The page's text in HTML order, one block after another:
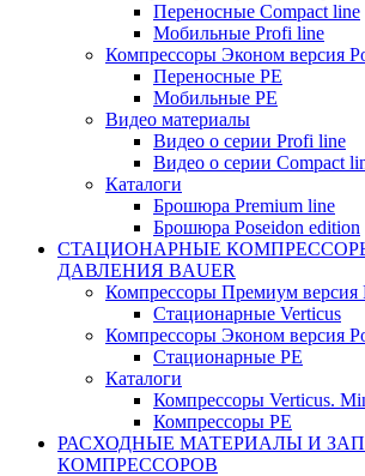
Переносные Compact line
Мобильные Profi line
Компрессоры Эконом версия
Переносные PE
Мобильные PE
Видео материалы
Видео о серии Profi line
Видео о серии Compact
Каталоги
Брошюра Premium line
Брошюра Poseidon edition
СТАЦИОНАРНЫЕ
ДАВЛЕНИЯ BAUER
Компрессоры Премиум версия
Стационарные Verticus
Компрессоры Эконом версия
Стационарные PE
Каталоги
Компрессоры Verticus.
Компрессоры PE
РАСХОДНЫЕ МАТЕРИАЛЫ И
КОМПРЕССОРОВ